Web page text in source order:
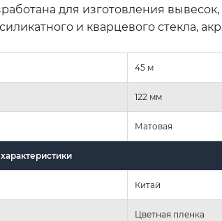
для изготовления
и кварцевого стекла,
45 м
122 мм
Матовая
Китай
Цветная пленка